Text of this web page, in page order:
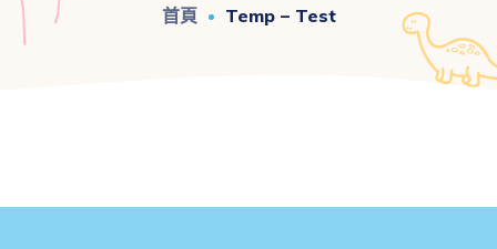
首頁 Temp – Test